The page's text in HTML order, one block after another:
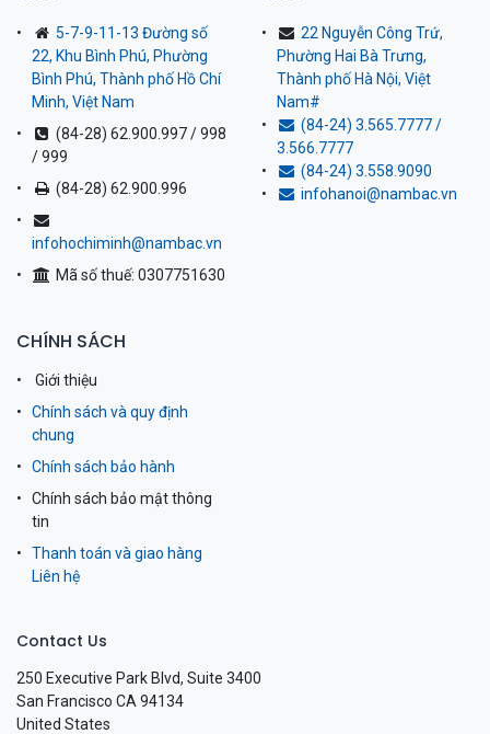
5-7-9-11-13 Đường số
22, Khu Bình Phú, Phường
Bình Phú, Thành phố Hồ Chí
Minh, Việt Nam
(84-28) 62.900.997 / 998
/ 999
(84-28) 62.900.996
infohochiminh@nambac.vn
Mã số thuế: 0307751630
22 Nguyễn Công Trứ,
Phường Hai Bà Trưng,
Thành phố Hà Nội, Việt
Nam#
(84-24) 3.565.7777 /
3.566.7777
(84-24) 3.558.9090
infohanoi@nambac.vn
CHÍNH SÁCH
Giới thiệu
Chính sách và quy định
chung
Chính sách bảo hành
Chính sách bảo mật thông
tin
Thanh toán và giao hàng
Liên hệ
Contact Us
250 Executive Park Blvd, Suite 3400
San Francisco CA 94134
United States